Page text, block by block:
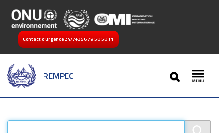
Contact d’urgence 24/7+356 79 50 50 11
REMPEC
SEARCH